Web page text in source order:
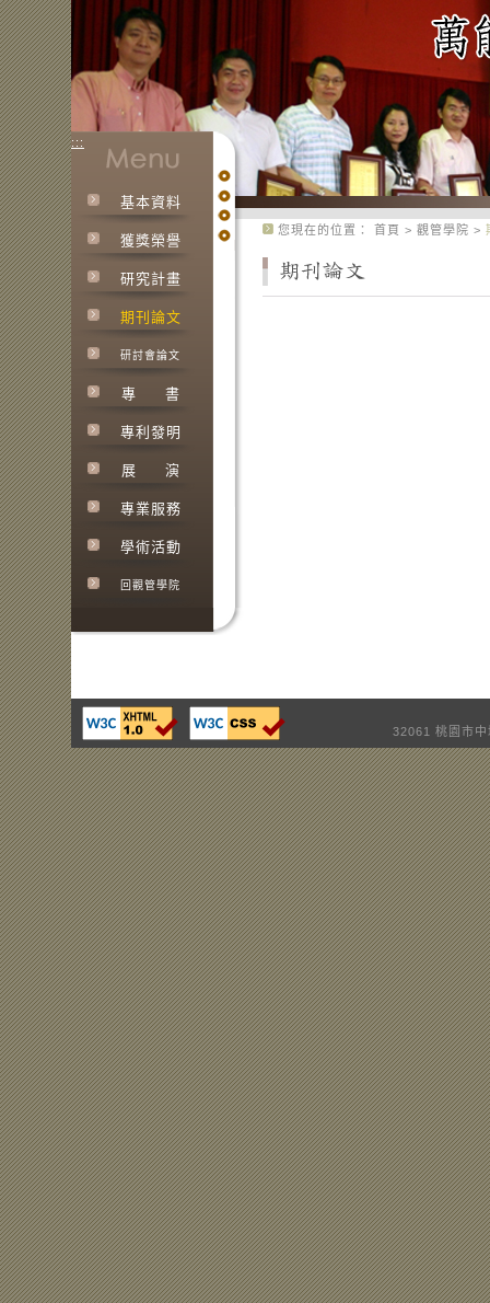
:::
基本資料
獲獎榮譽
研究計畫
期刊論文
研討會論文
專 書
專利發明
展 演
專業服務
學術活動
回觀管學院
您現在的位置： 首頁 > 觀管學院 >
32061 桃園市